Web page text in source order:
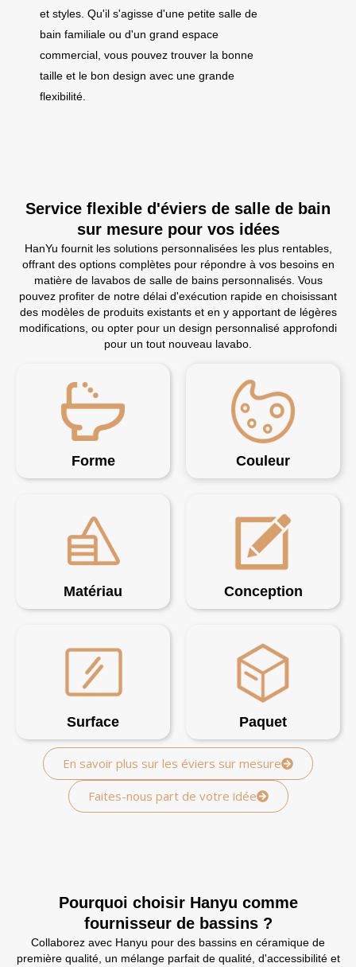
et styles. Qu'il s'agisse d'une petite salle de
bain familiale ou d'un grand espace
commercial, vous pouvez trouver la bonne
taille et le bon design avec une grande
flexibilité.
Service flexible d'éviers de salle de bain
sur mesure pour vos idées
HanYu fournit les solutions personnalisées les plus rentables,
offrant des options complètes pour répondre à vos besoins en
matière de lavabos de salle de bains personnalisés. Vous
pouvez profiter de notre délai d'exécution rapide en choisissant
des modèles de produits existants et en y apportant de légères
modifications, ou opter pour un design personnalisé approfondi
pour un tout nouveau lavabo.
Forme Couleur
Matériau Conception
Surface Paquet
En savoir plus sur les éviers sur mesure
Faites-nous part de votre idée
Pourquoi choisir Hanyu comme
fournisseur de bassins ?
Collaborez avec Hanyu pour des bassins en céramique de
première qualité, un mélange parfait de qualité, d'accessibilité et